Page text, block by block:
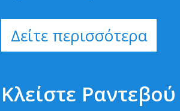
Δείτε περισσότερα
Κλείστε Ραντεβού